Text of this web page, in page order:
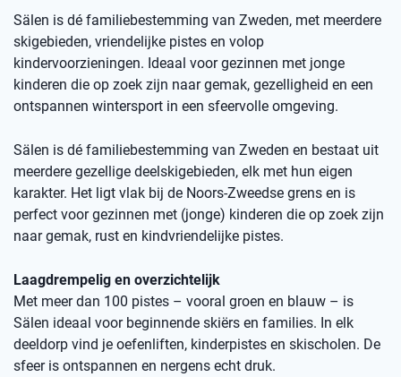
Sälen is dé familiebestemming van Zweden, met meerdere
skigebieden, vriendelijke pistes en volop
kindervoorzieningen. Ideaal voor gezinnen met jonge
kinderen die op zoek zijn naar gemak, gezelligheid en een
ontspannen wintersport in een sfeervolle omgeving.
Sälen is dé familiebestemming van Zweden en bestaat uit
meerdere gezellige deelskigebieden, elk met hun eigen
karakter. Het ligt vlak bij de Noors-Zweedse grens en is
perfect voor gezinnen met (jonge) kinderen die op zoek zijn
naar gemak, rust en kindvriendelijke pistes.
Laagdrempelig en overzichtelijk
Met meer dan 100 pistes – vooral groen en blauw – is
Sälen ideaal voor beginnende skiërs en families. In elk
deeldorp vind je oefenliften, kinderpistes en skischolen. De
sfeer is ontspannen en nergens echt druk.